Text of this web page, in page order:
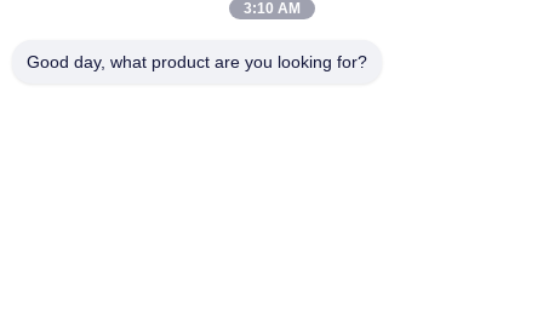
3:10 AM
Good day, what product are you looking for?